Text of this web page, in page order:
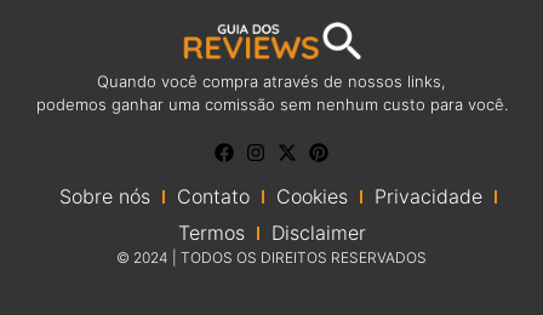
Quando você compra através de nossos links,
podemos ganhar uma comissão sem nenhum custo para você.
Sobre nós Contato Cookies
Privacidade
Termos
Disclaimer
© 2024 | TODOS OS DIREITOS RESERVADOS